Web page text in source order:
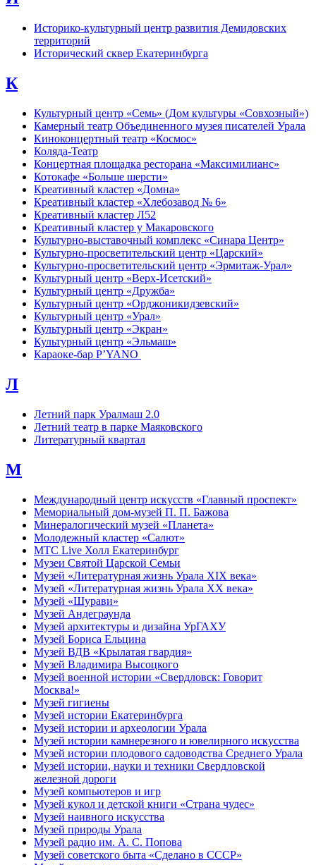
Историко-культурный центр развития Демидовских
территорий
Исторический сквер Екатеринбурга
К
Культурный центр «Семь» (Дом культуры «Совхозный»)
Камерный театр Объединенного музея писателей Урала
Киноконцертный театр «Космос»
Коляда-Театр
Концертная площадка ресторана «Максимилианс»
Котокафе «Больше шерсти»
Креативный кластер «Домна»
Креативный кластер «Хлебозавод № 6»
Креативный кластер Л52
Креативный кластер у Макаровского
Культурно-выставочный комплекс «Синара Центр»
Культурно-просветительский центр «Царский»
Культурно-просветительский центр «Эрмитаж-Урал»
Культурный центр «Верх-Исетский»
Культурный центр «Дружба»
Культурный центр «Орджоникидзевский»
Культурный центр «Урал»
Культурный центр «Экран»
Культурный центр «Эльмаш»
Караоке-бар P’YANO
Л
Летний парк Уралмаш 2.0
Летний театр в парке Маяковского
Литературный квартал
М
Международный центр искусств «Главный проспект»
Мемориальный дом-музей П. П. Бажова
Минералогический музей «Планета»
Молодежный кластер «Салют»
МТС Live Холл Екатеринбург
Музеи Святой Царской Семьи
Музей «Литературная жизнь Урала XIX века»
Музей «Литературная жизнь Урала ХХ века»
Музей «Шурави»
Музей Андеграунда
Музей архитектуры и дизайна УрГАХУ
Музей Бориса Ельцина
Музей ВДВ «Крылатая гвардия»
Музей Владимира Высоцкого
Музей военной истории «Свердловск: Говорит
Москва!»
Музей гигиены
Музей истории Екатеринбурга
Музей истории и археологии Урала
Музей истории камнерезного и ювелирного искусства
Музей истории плодового садоводства Среднего Урала
Музей истории, науки и техники Свердловской
железной дороги
Музей компьютеров и игр
Музей кукол и детской книги «Страна чудес»
Музей наивного искусства
Музей природы Урала
Музей радио им. А. С. Попова
Музей советского быта «Сделано в СССР»